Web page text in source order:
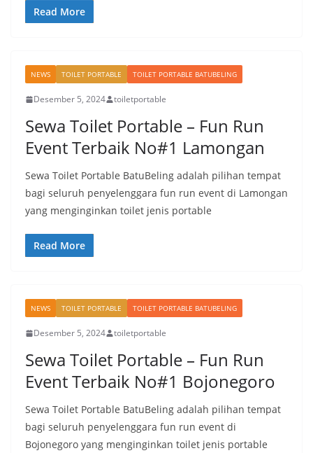
Read More
NEWS TOILET PORTABLE TOILET PORTABLE BATUBELING
Desember 5, 2024 toiletportable
Sewa Toilet Portable – Fun Run
Event Terbaik No#1 Lamongan
Sewa Toilet Portable BatuBeling adalah pilihan tempat
bagi seluruh penyelenggara fun run event di Lamongan
yang menginginkan toilet jenis portable
Read More
NEWS TOILET PORTABLE TOILET PORTABLE BATUBELING
Desember 5, 2024 toiletportable
Sewa Toilet Portable – Fun Run
Event Terbaik No#1 Bojonegoro
Sewa Toilet Portable BatuBeling adalah pilihan tempat
bagi seluruh penyelenggara fun run event di
Bojonegoro yang menginginkan toilet jenis portable